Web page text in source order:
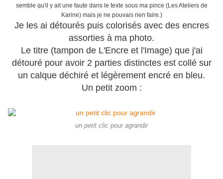
semble qu'il y ait une faute dans le texte sous ma pince (Les Ateliers de
Karine) mais je ne pouvais rien faire.)
Je les ai détourés puis colorisés avec des encres
assorties à ma photo.
Le titre (tampon de L'Encre et l'Image) que j'ai
détouré pour avoir 2 parties distinctes est collé sur
un calque déchiré et légèrement encré en bleu.
Un petit zoom :
un petit clic pour agrandir